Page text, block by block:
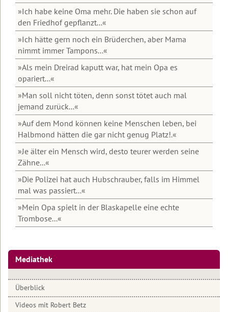
Therapeuten
Online-
Events
2022
Archiv
Für
alle
Freunde
der
Botschaften
der
Geistigen
Welt
2022
2021
2020
2019
2018
Archiv
Robert
Betz
in
den
Medien
Einleitung
Interviews
zum
Anhören
Interviews
zum
Lesen
Artikel
über
Robert
Betz
Artikel
von
Inspirationen
Einleitung
Schlüsseltexte
Geschichten
Ein
mit
Mama
Erde
Afrikanisches
dir
»Ich habe keine Oma mehr. Die haben sie schon auf
den Friedhof gepflanzt...«
»Ich hätte gern noch ein Brüderchen, aber Mama
nimmt immer Tampons...«
»Als mein Dreirad kaputt war, hat mein Opa es
opariert...«
»Man soll nicht töten, denn sonst tötet auch mal
jemand zurück...«
»Auf dem Mond können keine Menschen leben, bei
Halbmond hätten die gar nicht genug Platz!.«
»Je älter ein Mensch wird, desto teurer werden seine
Zähne...«
»Die Polizei hat auch Hubschrauber, falls im Himmel
mal was passiert...«
»Mein Opa spielt in der Blaskapelle eine echte
Trombose...«
Mediathek
Überblick
Videos mit Robert Betz